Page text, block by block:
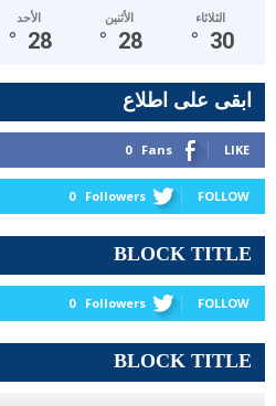
الأحد
28
°
الأثنين
28
°
الثلاثاء
30
°
ابقى على اطلاع
0 Fans LIKE
0 Followers FOLLOW
BLOCK TITLE
0 Followers FOLLOW
BLOCK TITLE